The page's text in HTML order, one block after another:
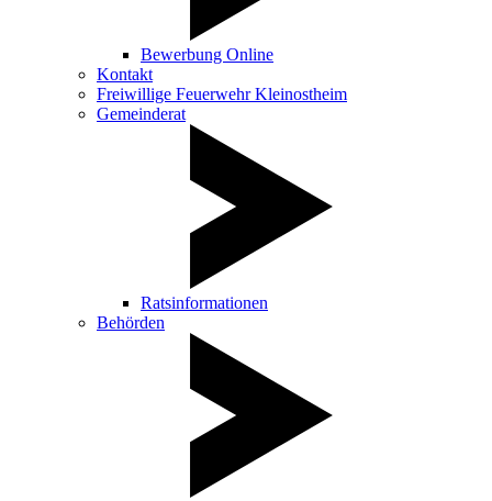
Bewerbung Online
Kontakt
Freiwillige Feuerwehr Kleinostheim
Gemeinderat
Ratsinformationen
Behörden